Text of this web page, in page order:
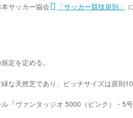
サッカー協会 「サッカー競技規則」
定を定める。
な天然芝であり、ピッチサイズは原則
『ヴァンタッジオ 5000（ピンク）・5